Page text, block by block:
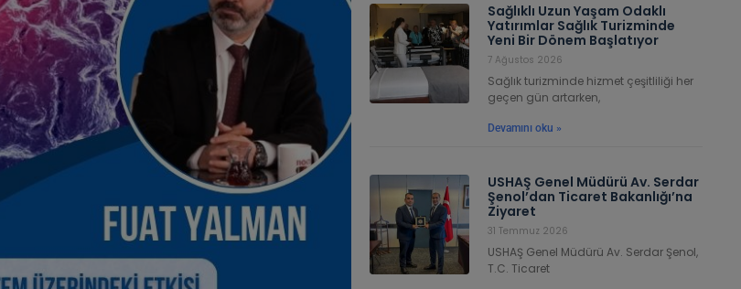
Sağlıklı Uzun Yaşam Odaklı
Yatırımlar Sağlık Turizminde
Yeni Bir Dönem Başlatıyor
7 Ağustos 2026
Sağlık turizminde hizmet çeşitliliği her
geçen gün artarken,
Devamını oku »
USHAŞ Genel Müdürü Av. Serdar
Şenol’dan Ticaret Bakanlığı’na
Ziyaret
31 Temmuz 2026
USHAŞ Genel Müdürü Av. Serdar Şenol,
T.C. Ticaret